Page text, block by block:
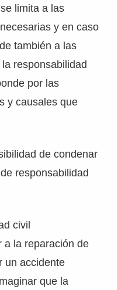
limita a las
y en caso
también a las
responsabilidad
por las
y causales que
de condenar
responsabilidad
civil
a la reparación de
un accidente
que la